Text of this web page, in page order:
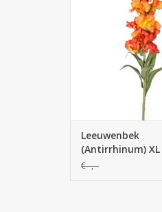
polyester bloemen,
knoppen & 8
Leeuwenbek
(Antirrhinum)
polyester
€--,--